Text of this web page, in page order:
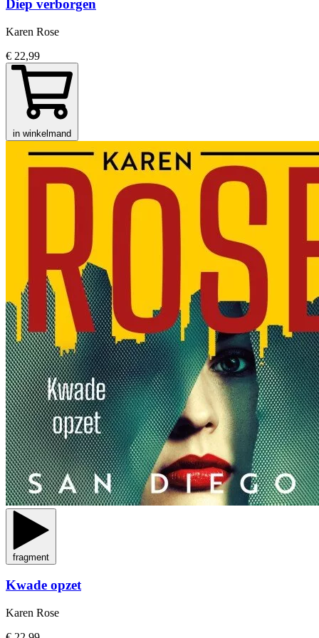
Diep verborgen
Karen Rose
€ 22,99
in winkelmand
fragment
Kwade opzet
Karen Rose